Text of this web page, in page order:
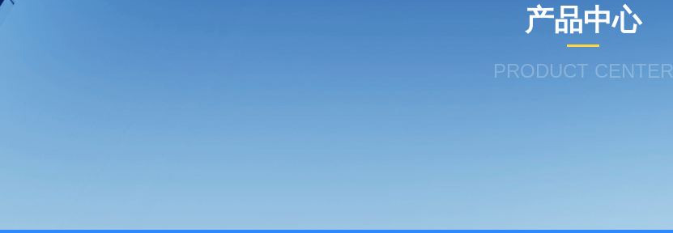
产品中心
PRODUCT CENTER